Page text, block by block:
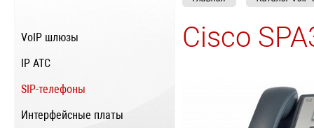
VoIP шлюзы
IP ATC
SIP-телефоны
Интерфейсные платы
Cisco